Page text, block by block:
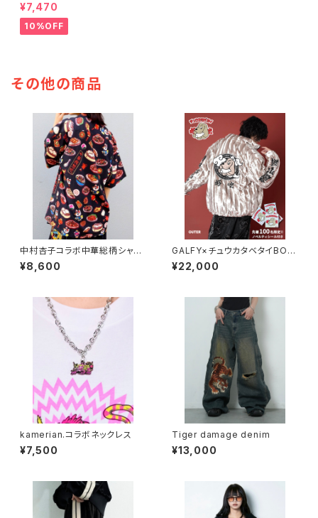
¥7,470
10%OFF
その他の商品
中村杏子コラボ中華総柄シャツ/
Black
¥8,600
GALFY×チュウカタベタイBOA/
Gold
¥22,000
kamerian.コラボネックレス
¥7,500
Tiger damage denim
¥13,000